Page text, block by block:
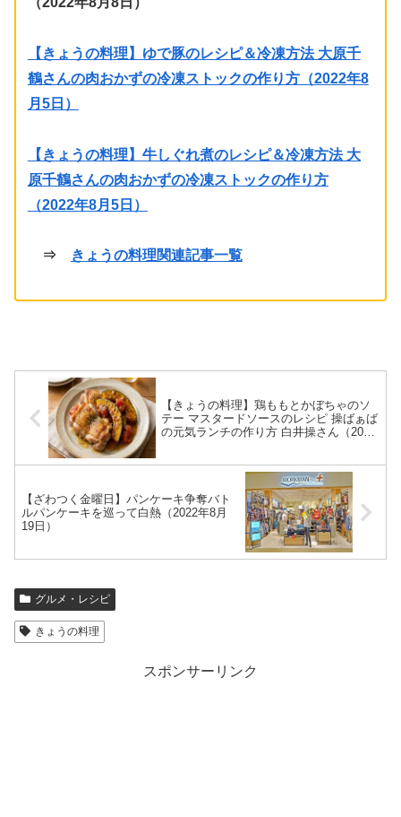
【きょうの料理】ゆで豚のレシピ＆冷凍方法 大原千
鶴さんの肉おかずの冷凍ストックの作り方（2022年8
月5日）
【きょうの料理】牛しぐれ煮のレシピ＆冷凍方法 大
原千鶴さんの肉おかずの冷凍ストックの作り方
（2022年8月5日）
⇒ きょうの料理関連記事一覧
【きょうの料理】鶏ももとかぼちゃのソ
テー マスタードソースのレシピ 操ばぁば
の元気ランチの作り方 白井操さん（2022
【ざわつく金曜日】パンケーキ争奪バト
ルパンケーキを巡って白熱（2022年8月
19日）
グルメ・レシピ
きょうの料理
スポンサーリンク